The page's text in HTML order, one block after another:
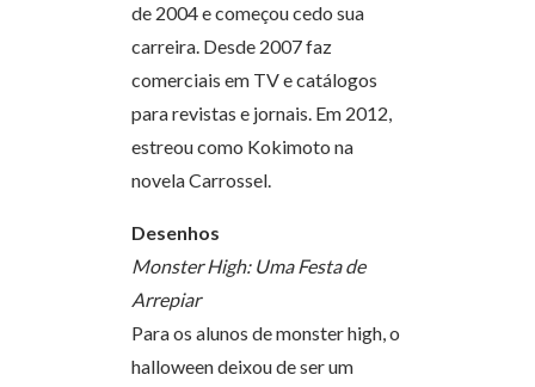
de 2004 e começou cedo sua
carreira. Desde 2007 faz
comerciais em TV e catálogos
para revistas e jornais. Em 2012,
estreou como Kokimoto na
novela Carrossel.
Desenhos
Monster High: Uma Festa de
Arrepiar
Para os alunos de monster high, o
halloween deixou de ser um